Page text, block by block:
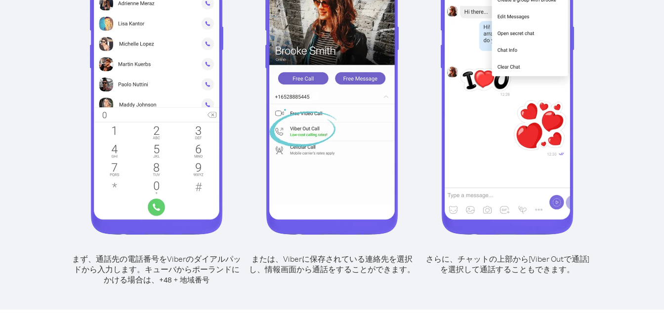
まず、通話先の電話番号をViberのダイアルパッ
ドから入力します。 キューバからポーランドに
かける場合は、 +48 + 地域番号
または、Viberに保存されている連絡先を選択
し、情報画面から通話をすることができます。
さらに、チャットの上部から[Viber Outで通話]
を選択して通話することもできます。